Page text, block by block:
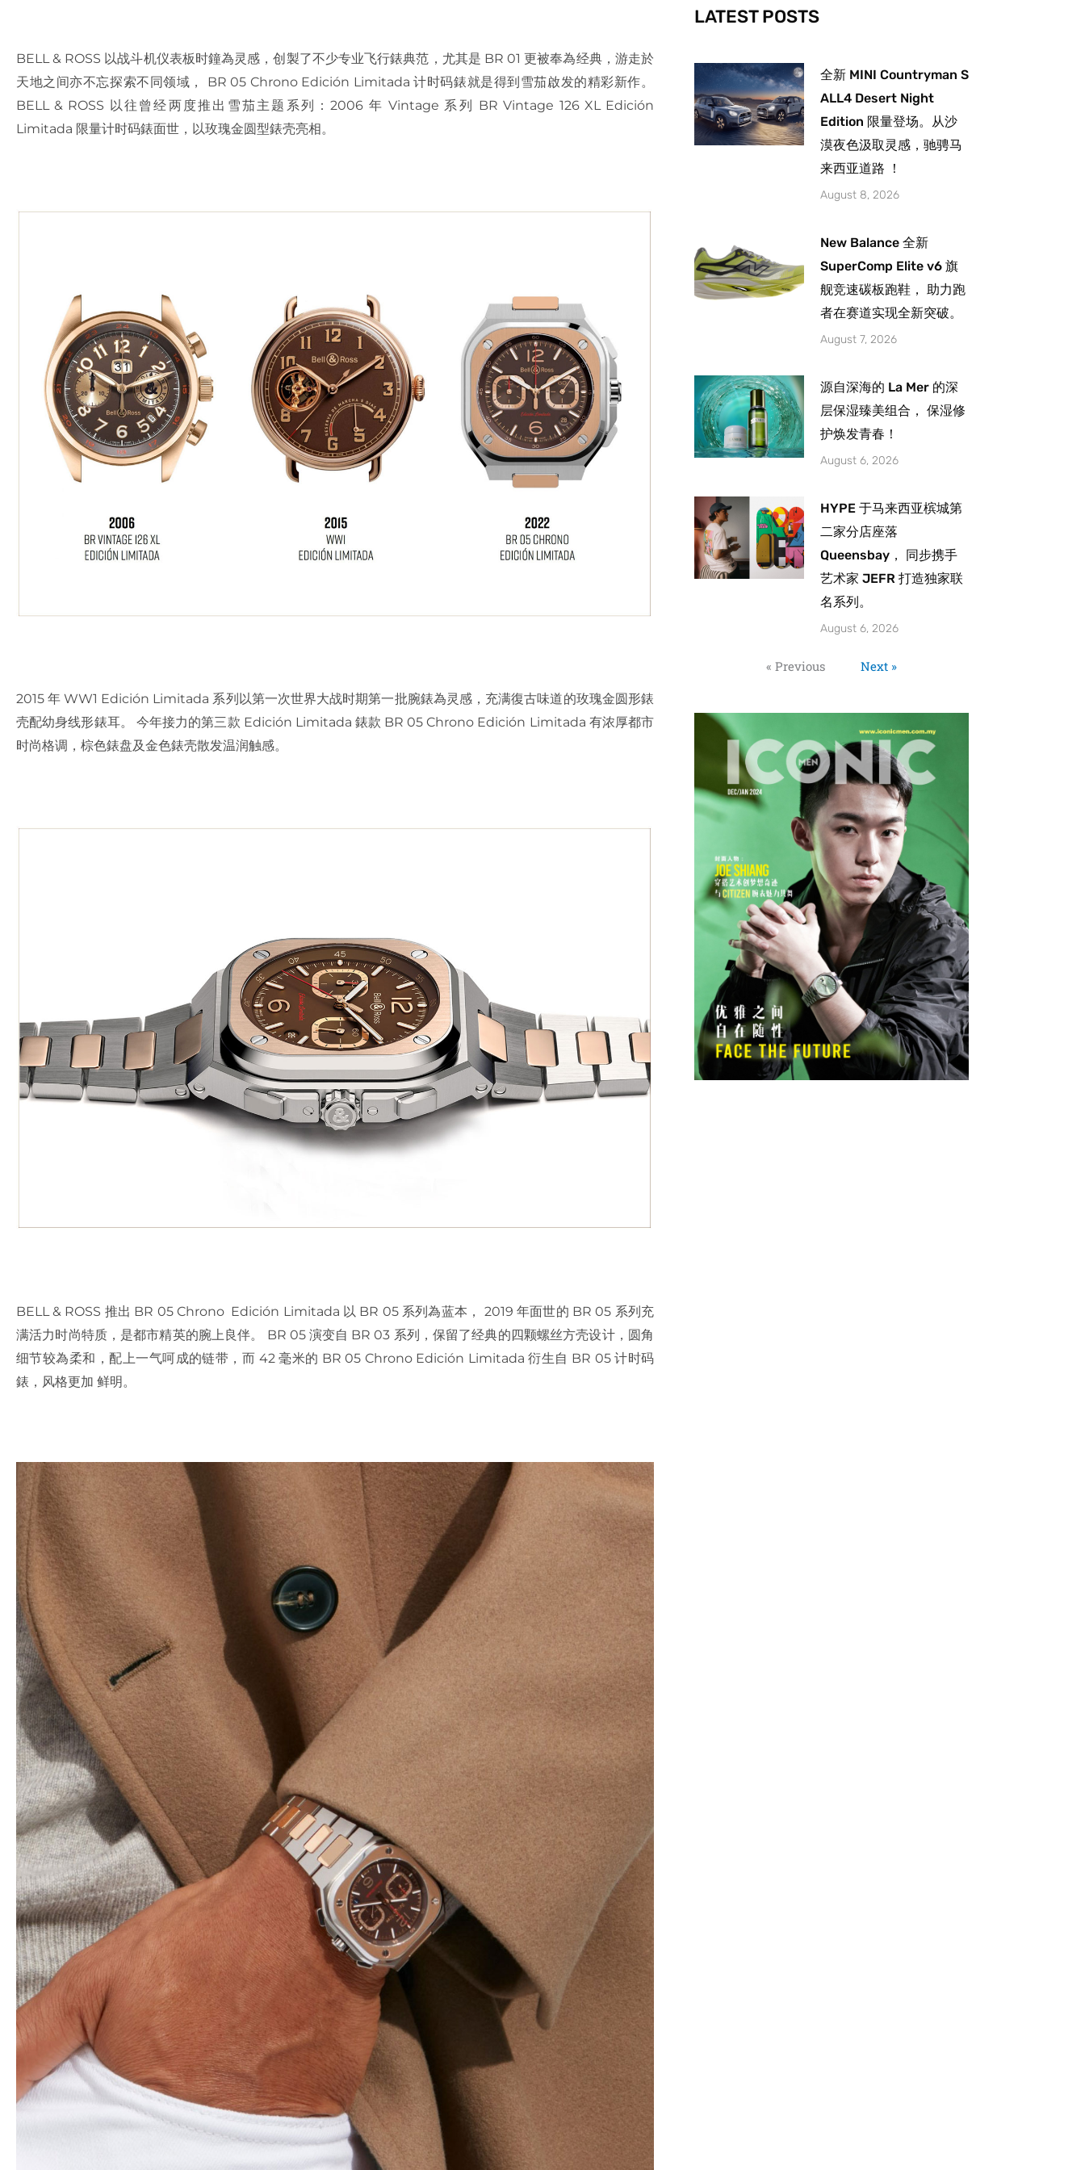
BELL & ROSS 以战斗机仪表板时鐘為灵感，创製了不少专业飞行錶典范，尤其是 BR 01 更被奉為经典，游走於
天地之间亦不忘探索不同领域， BR 05 Chrono Edición Limitada 计时码錶就是得到雪茄啟发的精彩新作。
BELL & ROSS 以往曾经两度推出雪茄主题系列：2006 年 Vintage 系列 BR Vintage 126 XL Edición
Limitada 限量计时码錶面世，以玫瑰金圆型錶壳亮相。
2015 年 WW1 Edición Limitada 系列以第一次世界大战时期第一批腕錶為灵感，充满復古味道的玫瑰金圆形錶
壳配幼身线形錶耳。 今年接力的第三款 Edición Limitada 錶款 BR 05 Chrono Edición Limitada 有浓厚都市
时尚格调，棕色錶盘及金色錶壳散发温润触感。
BELL & ROSS 推出 BR 05 Chrono Edición Limitada 以 BR 05 系列為蓝本， 2019 年面世的 BR 05 系列充
满活力时尚特质，是都市精英的腕上良伴。 BR 05 演变自 BR 03 系列，保留了经典的四颗螺丝方壳设计，圆角
细节较為柔和，配上一气呵成的链带，而 42 毫米的 BR 05 Chrono Edición Limitada 衍生自 BR 05 计时码
錶，风格更加 鲜明。
-
f
m
LATEST POSTS
全新 MINI Countryman S
ALL4 Desert Night
Edition 限量登场。从沙
漠夜色汲取灵感，驰骋马
来西亚道路 ！
August 8, 2026
New Balance 全新
SuperComp Elite v6 旗
舰竞速碳板跑鞋， 助力跑
者在赛道实现全新突破。
August 7, 2026
源自深海的 La Mer 的深
层保湿臻美组合， 保湿修
护焕发青春！
August 6, 2026
HYPE 于马来西亚槟城第
二家分店座落
Queensbay， 同步携手
艺术家 JEFR 打造独家联
名系列。
August 6, 2026
« Previous Next »